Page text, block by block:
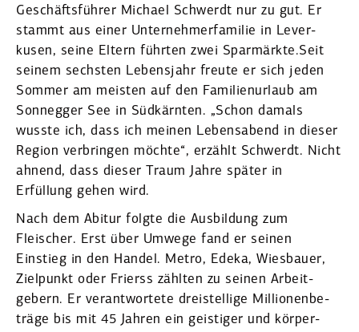
Geschäfts­führer Michael Schwerdt nur zu gut. Er
stammt aus einer Unter­neh­mer­fa­milie in Lever­
kusen, seine Eltern führten zwei Sparmärkte.Seit
seinem sechs­ten Lebensjahr freute er sich jeden
Sommer am meisten auf den Famili­en­urlaub am
Sonnegger See in Südkärnten. „Schon damals
wusste ich, dass ich meinen Lebens­abend in dieser
Region verbringen möchte“, erzählt Schwerdt. Nicht
ahnend, dass dieser Traum Jahre später in
Erfüllung gehen wird.
Nach dem Abitur folgte die Ausbildung zum
Fleischer. Erst über Umwege fand er seinen
Einstieg in den Handel. Metro, Edeka, Wiesbauer,
Zielpunkt oder Frierss zählten zu seinen Arbeit­
gebern. Er verant­wortete dreistellige Millio­nen­be­
träge bis mit 45 Jahren ein geistiger und körper­